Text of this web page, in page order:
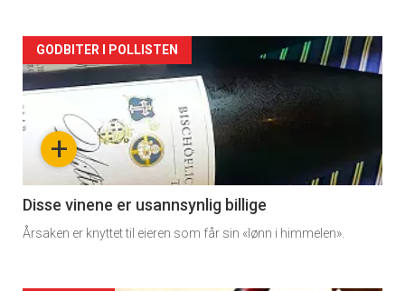
Artikler
detail
-
section
11
+
GODBITER I POLLISTEN
Disse vinene er usannsynlig billige
Årsaken er knyttet til eieren som får sin «lønn i himmelen».